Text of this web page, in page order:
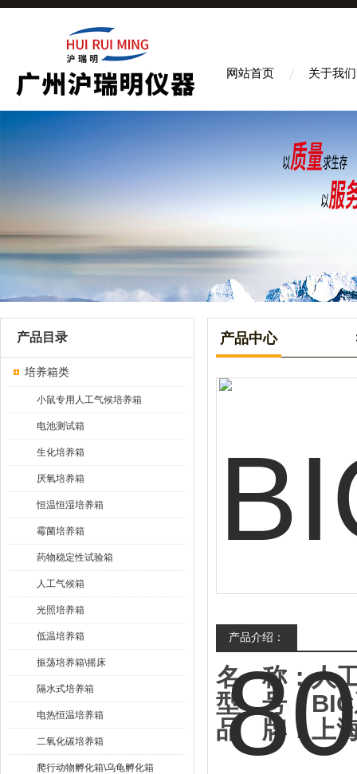
网站首页 关于我们
产品目录
培养箱类
小鼠专用人工气候培养箱
电池测试箱
生化培养箱
厌氧培养箱
恒温恒湿培养箱
霉菌培养箱
药物稳定性试验箱
人工气候箱
光照培养箱
低温培养箱
振荡培养箱\摇床
隔水式培养箱
电热恒温培养箱
二氧化碳培养箱
爬行动物孵化箱\乌龟孵化箱
产品中心
产品介绍：
名 称：人
型
号：BIC
品
牌：上